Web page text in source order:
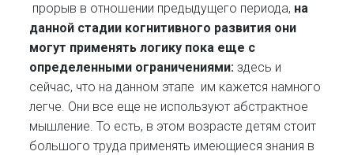
прорыв в отношении предыдущего периода, на
данной стадии когнитивного развития они
могут применять логику пока еще с
определенными ограничениями: здесь и
сейчас, что на данном этапе им кажется намного
легче. Они все еще не используют абстрактное
мышление. То есть, в этом возрасте детям стоит
большого труда применять имеющиеся знания в